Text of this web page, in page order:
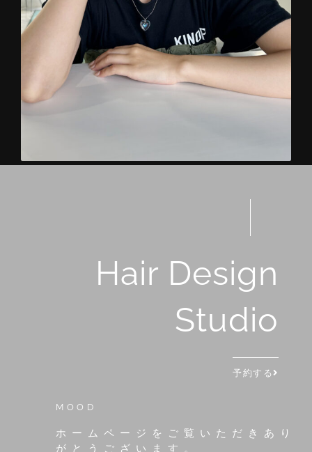
Hair Design
Studio
予約する
MOOD
ホームページをご覧いただきあり
がとうございます。